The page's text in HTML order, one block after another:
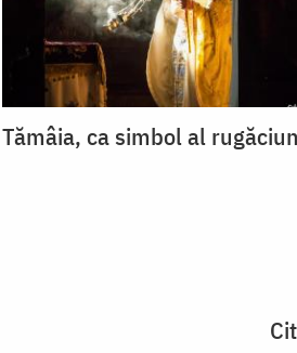
Tămâia, ca simbol al